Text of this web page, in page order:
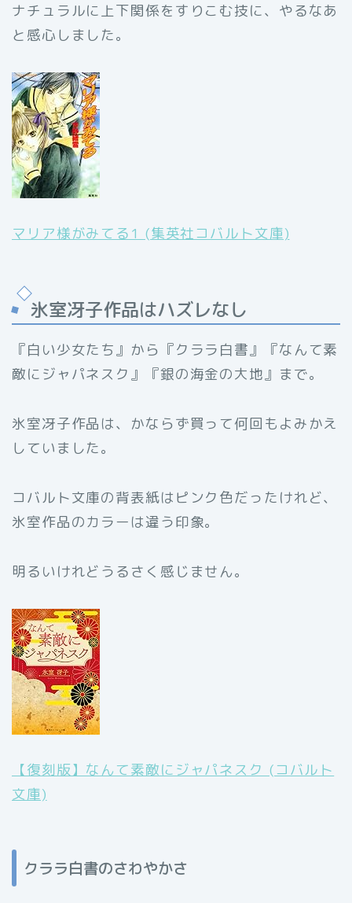
ナチュラルに上下関係をすりこむ技に、やるなあ
と感心しました。
マリア様がみてる1 (集英社コバルト文庫)
氷室冴子作品はハズレなし
『白い少女たち』から『クララ白書』『なんて素
敵にジャパネスク』『銀の海金の大地』まで。
氷室冴子作品は、かならず買って何回もよみかえ
していました。
コバルト文庫の背表紙はピンク色だったけれど、
氷室作品のカラーは違う印象。
明るいけれどうるさく感じません。
【復刻版】なんて素敵にジャパネスク (コバルト
文庫)
クララ白書のさわやかさ